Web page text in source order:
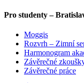
Pro studenty –
Moggis
Rozvrh – Zimní
Harmonogram
Závěrečné
Závěrečné práce